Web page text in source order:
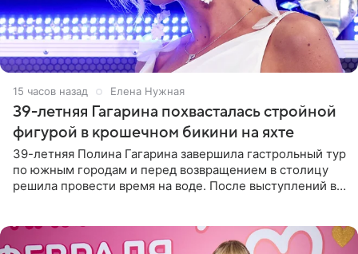
15 часов назад Елена Нужная
39-летняя Гагарина похвасталась стройной
фигурой в крошечном бикини на яхте
39-летняя Полина Гагарина завершила гастрольный тур
по южным городам и перед возвращением в столицу
решила провести время на воде. После выступлений в